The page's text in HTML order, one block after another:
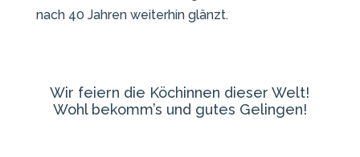
nach 40 Jahren weiterhin glänzt.
Wir feiern die Köchinnen dieser Welt!
Wohl bekomm’s und gutes Gelingen!